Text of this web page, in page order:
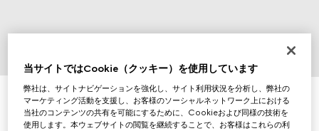
/5
〔ホースビット〕18K ダイヤモンド リング
￥247,500
（税込）
当サイトではCookie（クッキー）を使用しています
弊社は、サイトナビゲーションを強化し、サイト利用状況を分析し、弊社の
マーケティング活動を支援し、お客様のソーシャルネットワーク上における
当社のコンテンツの共有を可能にするために、Cookieおよび同様の技術を
使用します。本ウェブサイトの閲覧を継続することで、お客様はこれらの利